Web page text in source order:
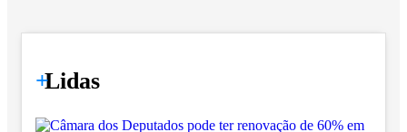
+
Lidas